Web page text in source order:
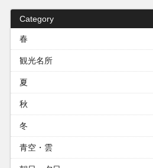
Category
春
観光名所
夏
秋
冬
青空・雲